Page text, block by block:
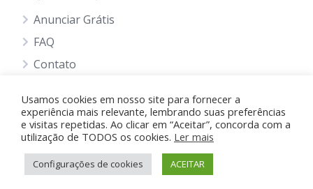
Anunciar Grátis
FAQ
Contato
Anunciando Agora
Página Inicial
Minha Conta
Usamos cookies em nosso site para fornecer a
experiência mais relevante, lembrando suas preferências
e visitas repetidas. Ao clicar em “Aceitar”, concorda com a
utilização de TODOS os cookies. Ler mais
Configurações de cookies ACEITAR